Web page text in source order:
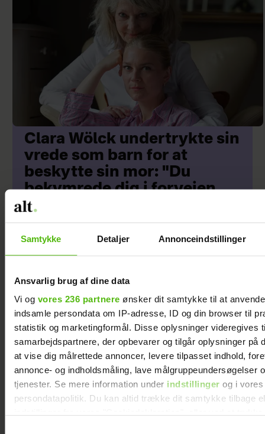
Samtykke Detaljer Annonceindstillinger
Ansvarlig brug af dine data
Vi og vores 236 partnere ønsker dit samtykke til at
indsamle persondata om IP-adresse, ID og din browser til
statistik og marketingformål. Disse oplysninger videregives
samarbejdspartnere, der opbevarer og tilgår oplysninger på
at vise dig målrettede annoncer, levere tilpasset indhold,
annonce- og indholdsmåling, lave målgruppeundersøgelser
tjenester. Se mere information under indstillinger og i vores
persondatapolitik. Du kan altid trække dit samtykke tilbage
Clara Wölck undertrykte sin
vrede som barn for at
beskytte sin mor: "Du
bekymrede dig i forvejen
meget"
Sponsoreret indhold
Monsterjagt,
cykelræs &
fossilvandring: 6
Husker du? Her er
21 fantastiske
danske børnefilm